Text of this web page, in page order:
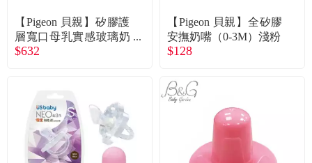
優惠活動
關於我們
購物流程
【Pigeon 貝親】矽膠護
層寬口母乳實感玻璃奶
瓶L／Y字孔（240ml）
$632
【Pigeon 貝親】全矽膠
安撫奶嘴（0-3M）淺粉
$128